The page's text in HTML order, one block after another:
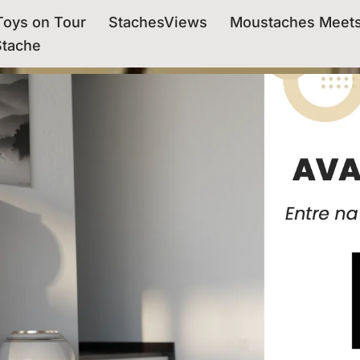
on Tour StachesViews
Moustaches